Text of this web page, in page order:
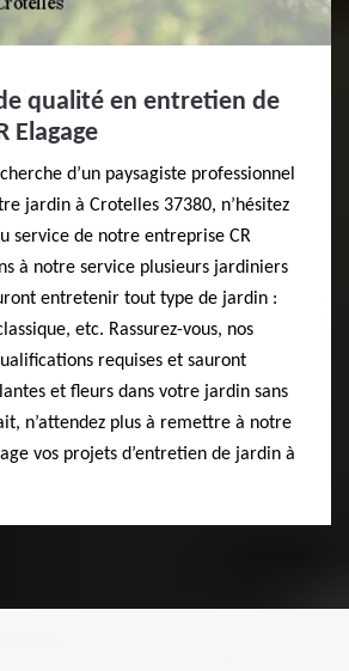
qualité en entretien de
Elagage
d’un paysagiste professionnel
jardin à Crotelles 37380, n’hésitez
service de notre entreprise CR
à notre service plusieurs jardiniers
entretenir tout type de jardin :
etc. Rassurez-vous, nos
requises et sauront
et fleurs dans votre jardin sans
n’attendez plus à remettre à notre
vos projets d’entretien de jardin à